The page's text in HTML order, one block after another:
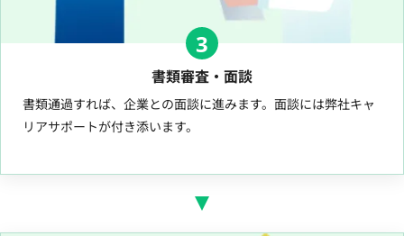
3
書類審査・面談
書類通過すれば、企業との面談に進みます。面談には弊社キャ
リアサポートが付き添います。